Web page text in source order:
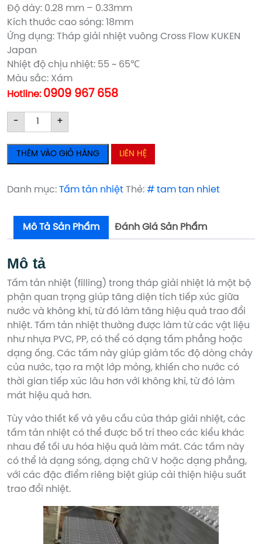
Độ dày: 0.28 mm – 0.33mm
Kích thước cao sóng: 18mm
Ứng dụng: Tháp giải nhiệt vuông Cross Flow KUKEN
Japan
Nhiệt độ chịu nhiệt: 55 ~ 65℃
Màu sắc: Xám
Hotline: 0909 967 658
TẤM
TẢN
NHIỆT
THÁP
NHIỆT
KUKEN
lượng
-
TẤM
TẢN
NHIỆT
THÁP
NHIỆT
KUKEN
lượng
+
THÊM VÀO GIỎ HÀNG LIÊN HỆ
Danh mục: Tấm tản nhiệt Thẻ: # tam tan nhiet
Mô Tả Sản Phẩm Đánh Giá Sản Phẩm
Mô tả
Tấm tản nhiệt (filling) trong tháp giải nhiệt là một bộ
phận quan trọng giúp tăng diện tích tiếp xúc giữa
nước và không khí, từ đó làm tăng hiệu quả trao đổi
nhiệt. Tấm tản nhiệt thường được làm từ các vật liệu
như nhựa PVC, PP, có thể có dạng tấm phẳng hoặc
dạng ống. Các tấm này giúp giảm tốc độ dòng chảy
của nước, tạo ra một lớp mỏng, khiến cho nước có
thời gian tiếp xúc lâu hơn với không khí, từ đó làm
mát hiệu quả hơn.
Tùy vào thiết kế và yêu cầu của tháp giải nhiệt, các
tấm tản nhiệt có thể được bố trí theo các kiểu khác
nhau để tối ưu hóa hiệu quả làm mát. Các tấm này
có thể là dạng sóng, dạng chữ V hoặc dạng phẳng,
với các đặc điểm riêng biệt giúp cải thiện hiệu suất
trao đổi nhiệt.